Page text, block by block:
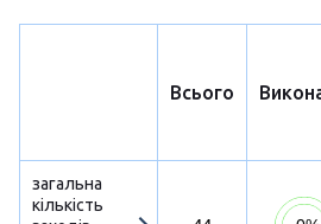
Всього
загальна
кількість